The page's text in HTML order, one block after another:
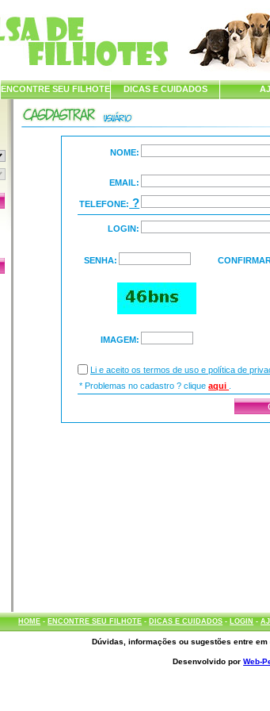
ENCONTRE SEU FILHOTE DICAS E CUIDADOS
NOME:
EMAIL:
TELEFONE: ?
LOGIN:
SENHA:
IMAGEM:
Li e aceito os termos de uso e política de
* Problemas no cadastro ? cliqueaqui
HOME- ENCONTRE SEU FILHOTE- DICAS E CUIDADOS- LOGIN-
Dúvidas, informações ou sugestões entre
Desenvolvido porWeb-